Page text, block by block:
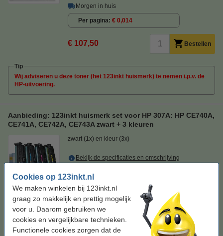
Cookies op 123inkt.nl
We maken winkelen bij 123inkt.nl
graag zo makkelijk en prettig mogelijk
voor u. Daarom gebruiken we
cookies en vergelijkbare technieken.
Functionele cookies zorgen dat de
Morgen in huis
Per pagina € 0,014
€ 107,50 Bestellen
Tip
Wij adviseren u deze toner (het 123inkt huismerk) te nemen i.p.v. de
HP-uitvoering.
Aanbieding: 123inkt huismerk set voor HP 307A: HP CE740A,
CE741A, CE742A, CE743A zwart + 3 kleuren
zwart (1x) en kleur (3x)
Bekijk de specificaties en omschrijving
Morgen in huis
Per pagina
€ 712,50 Bestellen